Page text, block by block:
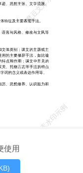
语、名词作动词等)；
所、以、于、而、
中的不同含义或 作
判断句、被动句、倒序
学流派、 主要成
主要表现手法。 (四)写
局、文体与表述、语言
各类表现手法，如对
使用
KB)